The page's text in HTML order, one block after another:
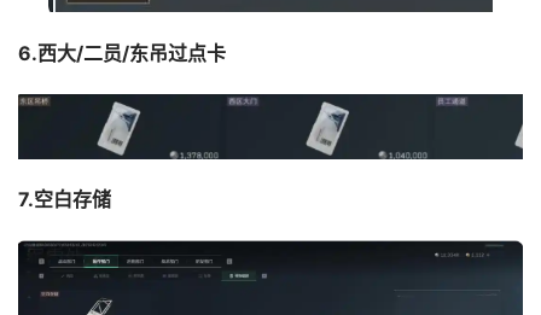
6.西大/二员/东吊过点卡
7.空白存储